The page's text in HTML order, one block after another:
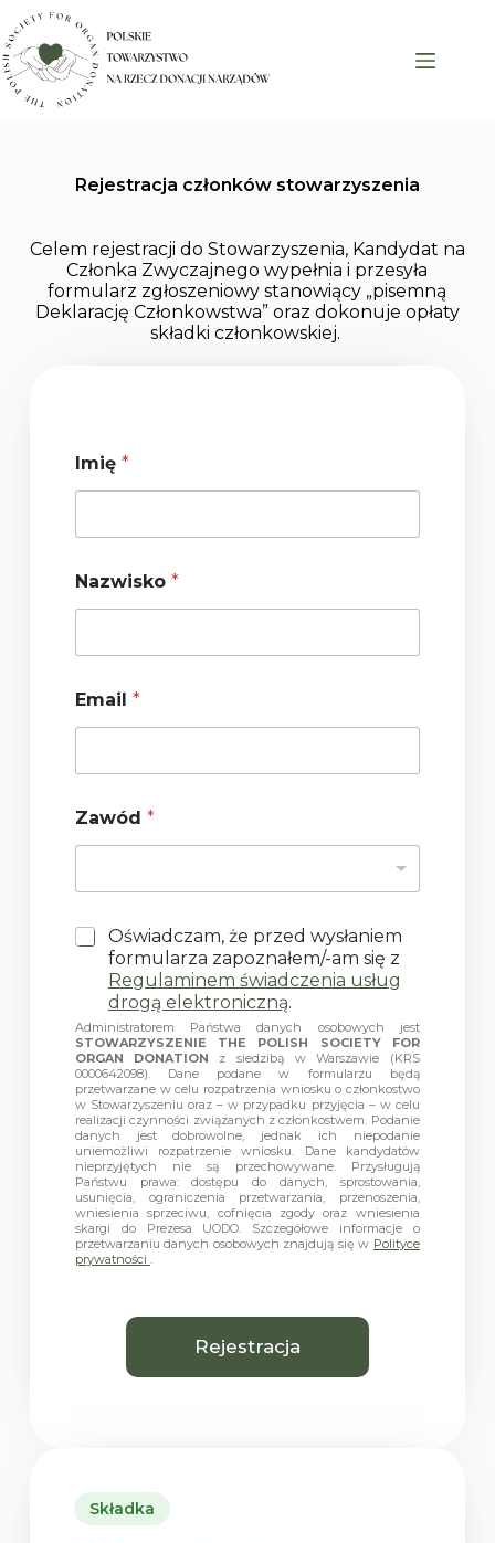
Rejestracja członków stowarzyszenia​
Celem rejestracji do Stowarzyszenia, Kandydat na
Członka Zwyczajnego wypełnia i przesyła
formularz zgłoszeniowy stanowiący „pisemną
Deklarację Członkowstwa” oraz dokonuje opłaty
składki członkowskiej.
Imię *
a
w
d
*
Nazwisko *
Email *
Zawód *
P
w
y
b
o
r
u
*
Oświadczam, że przed wysłaniem
formularza zapoznałem/-am się z
Regulaminem świadczenia usług
drogą elektroniczną.
Administratorem Państwa danych osobowych jest
STOWARZYSZENIE THE POLISH SOCIETY FOR
ORGAN DONATION z siedzibą w Warszawie (KRS
0000642098). Dane podane w formularzu będą
przetwarzane w celu rozpatrzenia wniosku o członkostwo
w Stowarzyszeniu oraz – w przypadku przyjęcia – w celu
realizacji czynności związanych z członkostwem. Podanie
danych jest dobrowolne, jednak ich niepodanie
uniemożliwi rozpatrzenie wniosku. Dane kandydatów
nieprzyjętych nie są przechowywane. Przysługują
Państwu prawa: dostępu do danych, sprostowania,
usunięcia, ograniczenia przetwarzania, przenoszenia,
wniesienia sprzeciwu, cofnięcia zgody oraz wniesienia
skargi do Prezesa UODO. Szczegółowe informacje o
przetwarzaniu danych osobowych znajdują się w Polityce
prywatności .
Rejestracja
Składka